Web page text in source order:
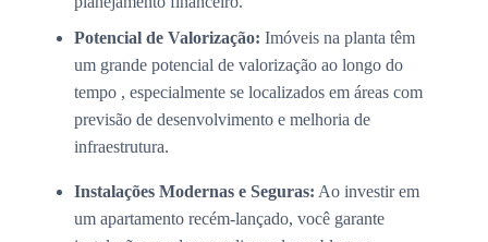
Potencial de Valorização: Imóveis na planta têm
um grande potencial de valorização ao longo do
tempo , especialmente se localizados em áreas com
previsão de desenvolvimento e melhoria de
infraestrutura.
Instalações Modernas e Seguras: Ao investir em
um apartamento recém-lançado, você garante